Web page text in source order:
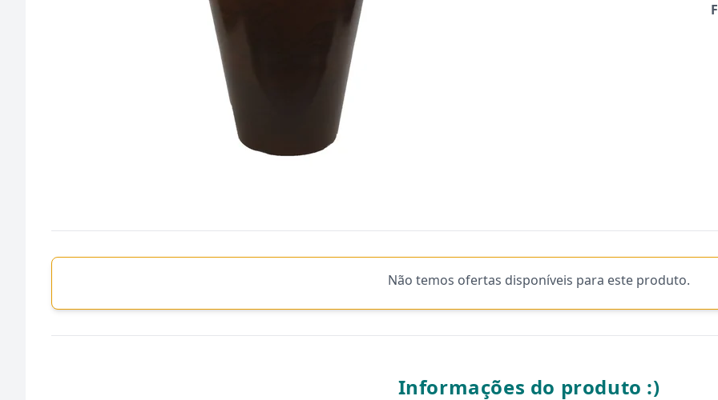
Não temos ofertas disponíveis para este produto.
Informações do produto :)